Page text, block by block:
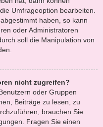
Umfrageoption bearbeiten.
haben, so kann
oder Administratoren
soll die Manipulation von
nicht zugreifen?
oder Gruppen
Beiträge zu lesen, zu
brauchen Sie
Fragen Sie einen